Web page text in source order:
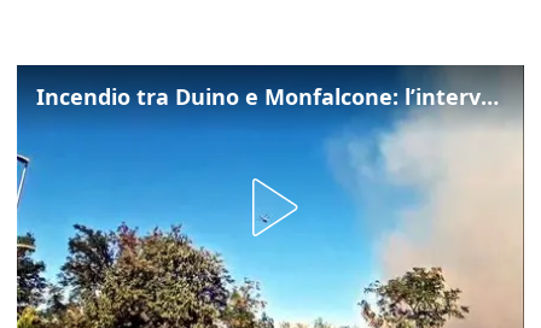
Incendio tra Duino e Monfalcone: l’intervento dei vigili del fuoco